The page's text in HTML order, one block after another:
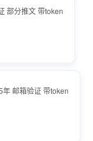
部分推文 带token
邮箱验证 带token